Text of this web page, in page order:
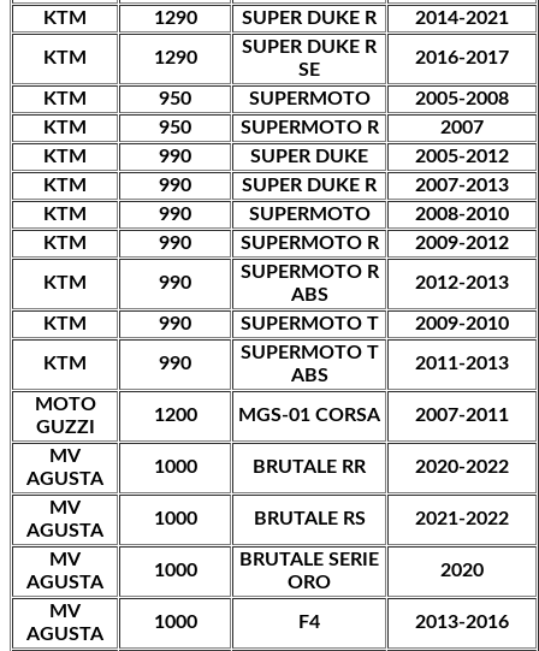
KTM
1290 SUPER DUKE R 2014-2021
KTM 1290
SUPER DUKE R
SE
2016-2017
KTM 950 SUPERMOTO
2005-2008
KTM
950 SUPERMOTO R
2007
KTM
990 SUPER DUKE
2005-2012
KTM
990 SUPER DUKE R
2007-2013
KTM
990 SUPERMOTO
2008-2010
KTM
990 SUPERMOTO R 2009-2012
KTM 990
SUPERMOTO R
ABS
2012-2013
KTM 990 SUPERMOTO T 2009-2010
KTM 990
SUPERMOTO T
ABS
2011-2013
MOTO
GUZZI
1200 MGS-01 CORSA 2007-2011
MV
AGUSTA
1000 BRUTALE RR 2020-2022
MV
AGUSTA
1000 BRUTALE RS 2021-2022
MV
AGUSTA
1000
BRUTALE SERIE
ORO
2020
MV
AGUSTA
1000 F4 2013-2016